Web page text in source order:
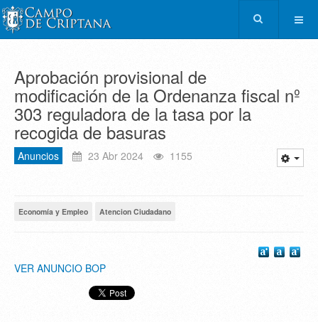
Aprobación provisional de
modificación de la Ordenanza fiscal nº
303 reguladora de la tasa por la
recogida de basuras
Anuncios 23 Abr 2024 1155
Economía y Empleo Atencion Ciudadano
VER ANUNCIO BOP